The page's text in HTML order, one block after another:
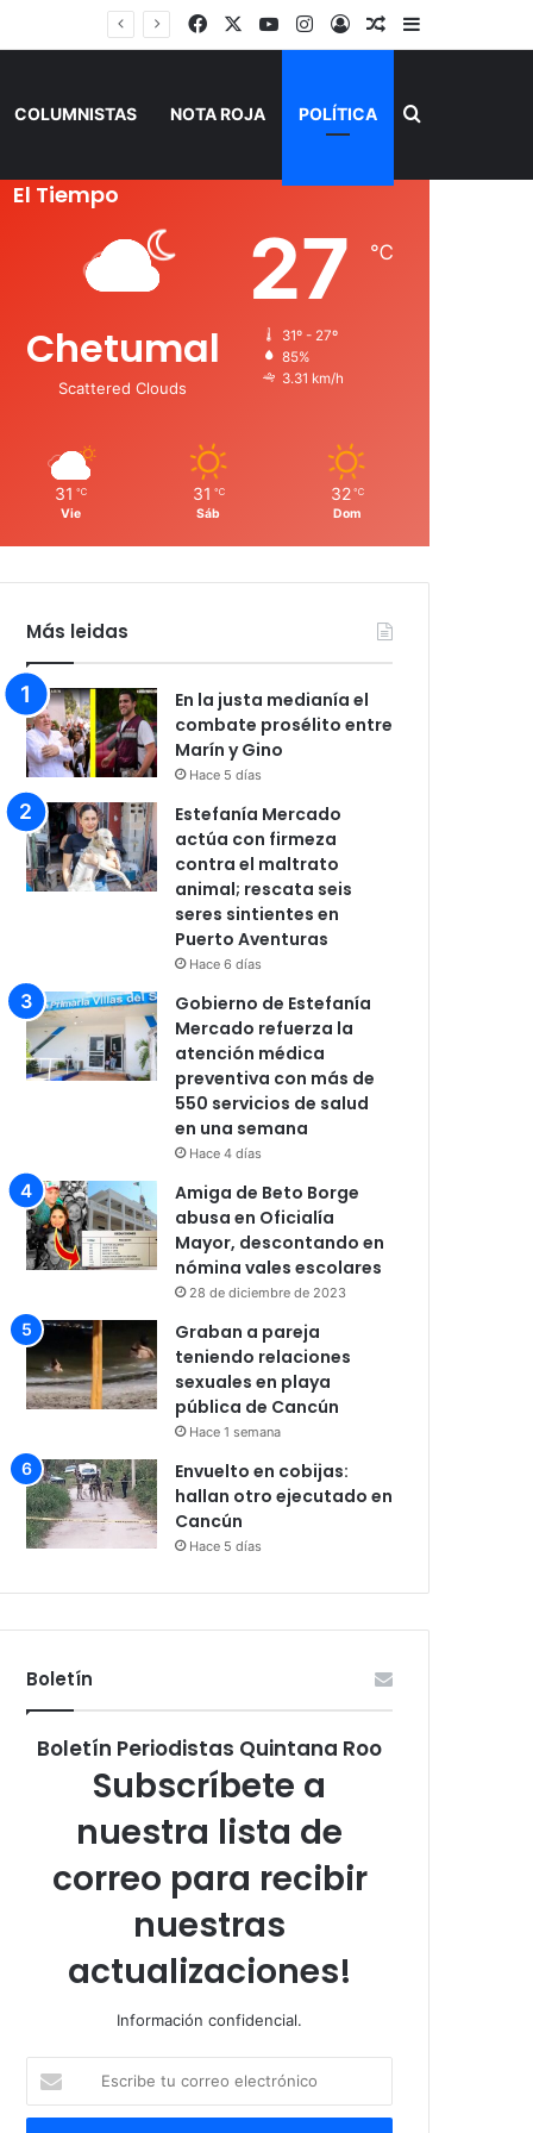
FacebookYouTubeInstagram
AccesoPublicación al
Barra lateral
COLUMNISTAS NOTA ROJA POLÍTICA Buscar por
El Tiempo
Chetumal
Scattered Clouds
27 ℃
31º - 27º
85%
3.31 km/h
31 ℃
Vie
31 ℃
Sáb
32 ℃
Dom
Más leidas
En la justa medianía el
combate prosélito entre
Marín y Gino
Hace 5 días
Estefanía Mercado
actúa con firmeza
contra el maltrato
animal; rescata seis
seres sintientes en
Puerto Aventuras
Hace 6 días
Gobierno de Estefanía
Mercado refuerza la
atención médica
preventiva con más de
550 servicios de salud
en una semana
Hace 4 días
Amiga de Beto Borge
abusa en Oficialía
Mayor, descontando en
nómina vales escolares
28 de diciembre de 2023
Graban a pareja
teniendo relaciones
sexuales en playa
pública de Cancún
Hace 1 semana
Envuelto en cobijas:
hallan otro ejecutado en
Cancún
Hace 5 días
Boletín
Boletín Periodistas Quintana Roo
Subscríbete a
nuestra lista de
correo para recibir
nuestras
actualizaciones!
Información confidencial.
tu
correo